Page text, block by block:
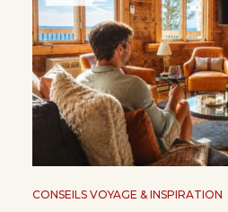
CONSEILS VOYAGE & INSPIRATION